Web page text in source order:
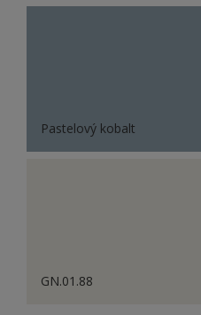
Pastelový kobalt
GN.01.88